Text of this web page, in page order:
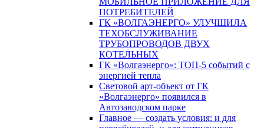
ПОТРЕБИТЕЛЕЙ
ГК «ВОЛГАЭНЕРГО» УЛУЧШИЛА
ТЕХОБСЛУЖИВАНИЕ
ТРУБОПРОВОДОВ ДВУХ
КОТЕЛЬНЫХ
ГК «Волгаэнерго»: ТОП-5 событий с
энергией тепла
Световой арт-объект от ГК
«Волгаэнерго» появился в
Автозаводском парке
Главное — создать условия: и для